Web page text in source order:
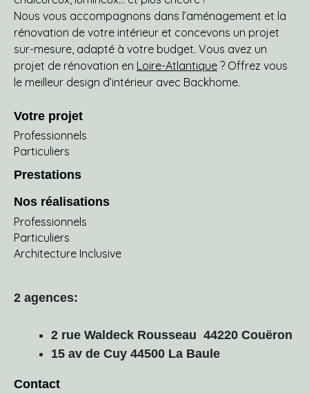
Nous vous accompagnons dans l’aménagement et la
rénovation de votre intérieur et concevons un projet
sur-mesure, adapté à votre budget. Vous avez un
projet de rénovation en Loire-Atlantique ? Offrez vous
le meilleur design d’intérieur avec Backhome.
Votre projet
Professionnels
Particuliers
Prestations
Nos réalisations
Professionnels
Particuliers
Architecture Inclusive
2 agences:
2 rue Waldeck Rousseau 44220 Couëron
15 av de Cuy 44500 La Baule
Contact